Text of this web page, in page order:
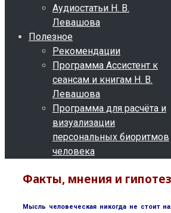
Аудиостатьи Н. В.
Левашова
Полезное
Рекомендации
Программа Ассистент к
сеансам и книгам Н. В.
Левашова
Программа для расчёта и
визуализации
персональных биоритмов
человека
Факты, мнения и
Мысль человеческая никогда не стоит